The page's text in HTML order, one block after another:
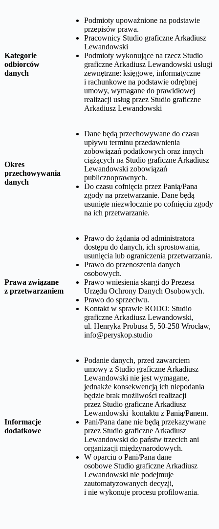
Kategorie
odbiorców
danych
Podmioty upoważnione na podstawie
przepisów prawa.
Pracownicy Studio graficzne Arkadiusz
Lewandowski
Podmioty wykonujące na rzecz Studio
graficzne Arkadiusz Lewandowski usługi
zewnętrzne: księgowe, informatyczne
i rachunkowe na podstawie odrębnej
umowy, wymagane do prawidłowej
realizacji usług przez Studio graficzne
Arkadiusz Lewandowski
Okres
przechowywania
danych
Dane będą przechowywane do czasu
upływu terminu przedawnienia
zobowiązań podatkowych oraz innych
ciążących na Studio graficzne Arkadiusz
Lewandowski zobowiązań
publicznoprawnych.
Do czasu cofnięcia przez Panią/Pana
zgody na przetwarzanie. Dane będą
usunięte niezwłocznie po cofnięciu zgody
na ich przetwarzanie.
Prawa związane
z przetwarzaniem
Prawo do żądania od administratora
dostępu do danych, ich sprostowania,
usunięcia lub ograniczenia przetwarzania.
Prawo do przenoszenia danych
osobowych.
Prawo wniesienia skargi do Prezesa
Urzędu Ochrony Danych Osobowych.
Prawo do sprzeciwu.
Kontakt w sprawie RODO: Studio
graficzne Arkadiusz Lewandowski,
ul. Henryka Probusa 5, 50-258 Wrocław,
info@peryskop.studio
Informacje
dodatkowe
Podanie danych, przed zawarciem
umowy z Studio graficzne Arkadiusz
Lewandowski nie jest wymagane,
jednakże konsekwencją ich niepodania
będzie brak możliwości realizacji
przez Studio graficzne Arkadiusz
Lewandowski kontaktu z Panią/Panem.
Pani/Pana dane nie będą przekazywane
przez Studio graficzne Arkadiusz
Lewandowski do państw trzecich ani
organizacji międzynarodowych.
W oparciu o Pani/Pana dane
osobowe Studio graficzne Arkadiusz
Lewandowski nie podejmuje
zautomatyzowanych decyzji,
i nie wykonuje procesu profilowania.